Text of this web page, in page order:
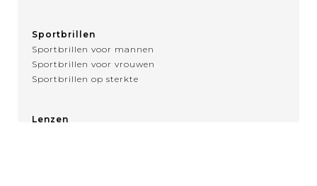
Sportbrillen
Sportbrillen voor mannen
Sportbrillen voor vrouwen
Sportbrillen op sterkte
Lenzen